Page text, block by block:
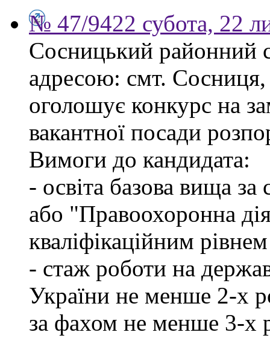
№ 47/9422 субота, 22
Сосницький районний
адресою: смт. Сосниця,
оголошує конкурс на
вакантної посади
Вимоги до кандидата:
- освіта базова вища
або "Правоохоронна
кваліфікаційним
- стаж роботи на
України не менше 2-х
за фахом не менше 3-х